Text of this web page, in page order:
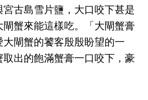
宮古島雪片鹽，大口咬下甚是
閘蟹來能這樣吃。「大閘蟹膏
大閘蟹的饕客殷殷盼望的一
取出的飽滿蟹膏一口咬下，豪